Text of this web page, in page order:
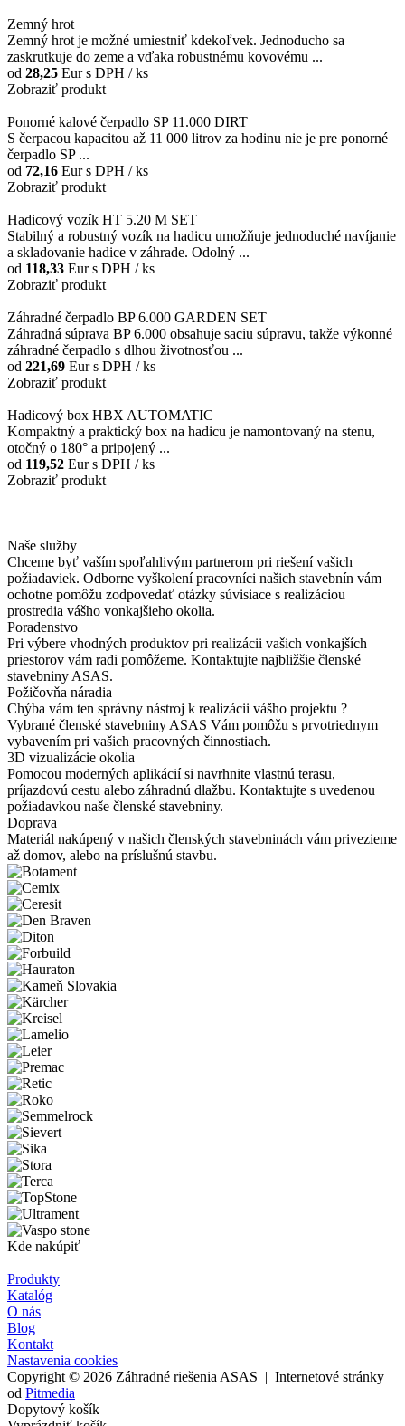
Zemný hrot
Zemný hrot je možné umiestniť kdekoľvek. Jednoducho sa
zaskrutkuje do zeme a vďaka robustnému kovovému ...
od 28,25 Eurs DPH / ks
Zobraziť produkt
Ponorné kalové čerpadlo SP 11.000 DIRT
S čerpacou kapacitou až 11 000 litrov za hodinu nie je pre ponorné
čerpadlo SP ...
od 72,16 Eurs DPH / ks
Zobraziť produkt
Hadicový vozík HT 5.20 M SET
Stabilný a robustný vozík na hadicu umožňuje jednoduché navíjanie
a skladovanie hadice v záhrade. Odolný ...
od 118,33 Eurs DPH / ks
Zobraziť produkt
Záhradné čerpadlo BP 6.000 GARDEN SET
Záhradná súprava BP 6.000 obsahuje saciu súpravu, takže výkonné
záhradné čerpadlo s dlhou životnosťou ...
od 221,69 Eurs DPH / ks
Zobraziť produkt
Hadicový box HBX AUTOMATIC
Kompaktný a praktický box na hadicu je namontovaný na stenu,
otočný o 180° a pripojený ...
od 119,52 Eurs DPH / ks
Zobraziť produkt
Naše služby
Chceme byť vaším spoľahlivým partnerom pri riešení vašich
požiadaviek. Odborne vyškolení pracovníci našich stavebnín vám
ochotne pomôžu zodpovedať otázky súvisiace s realizáciou
prostredia vášho vonkajšieho okolia.
Poradenstvo
Pri výbere vhodných produktov pri realizácii vašich vonkajších
priestorov vám radi pomôžeme. Kontaktujte najbližšie členské
stavebniny ASAS.
Požičovňa náradia
Chýba vám ten správny nástroj k realizácii vášho projektu ?
Vybrané členské stavebniny ASAS Vám pomôžu s prvotriednym
vybavením pri vašich pracovných činnostiach.
3D vizualizácie okolia
Pomocou moderných aplikácií si navrhnite vlastnú terasu,
príjazdovú cestu alebo záhradnú dlažbu. Kontaktujte s uvedenou
požiadavkou naše členské stavebniny.
Doprava
Materiál nakúpený v našich členských stavebninách vám privezieme
až domov, alebo na príslušnú stavbu.
Kde nakúpiť
Produkty
Katalóg
O nás
Blog
Kontakt
Nastavenia cookies
Copyright © 2026 Záhradné riešenia ASAS | Internetové stránky
od Pitmedia
Dopytový košík